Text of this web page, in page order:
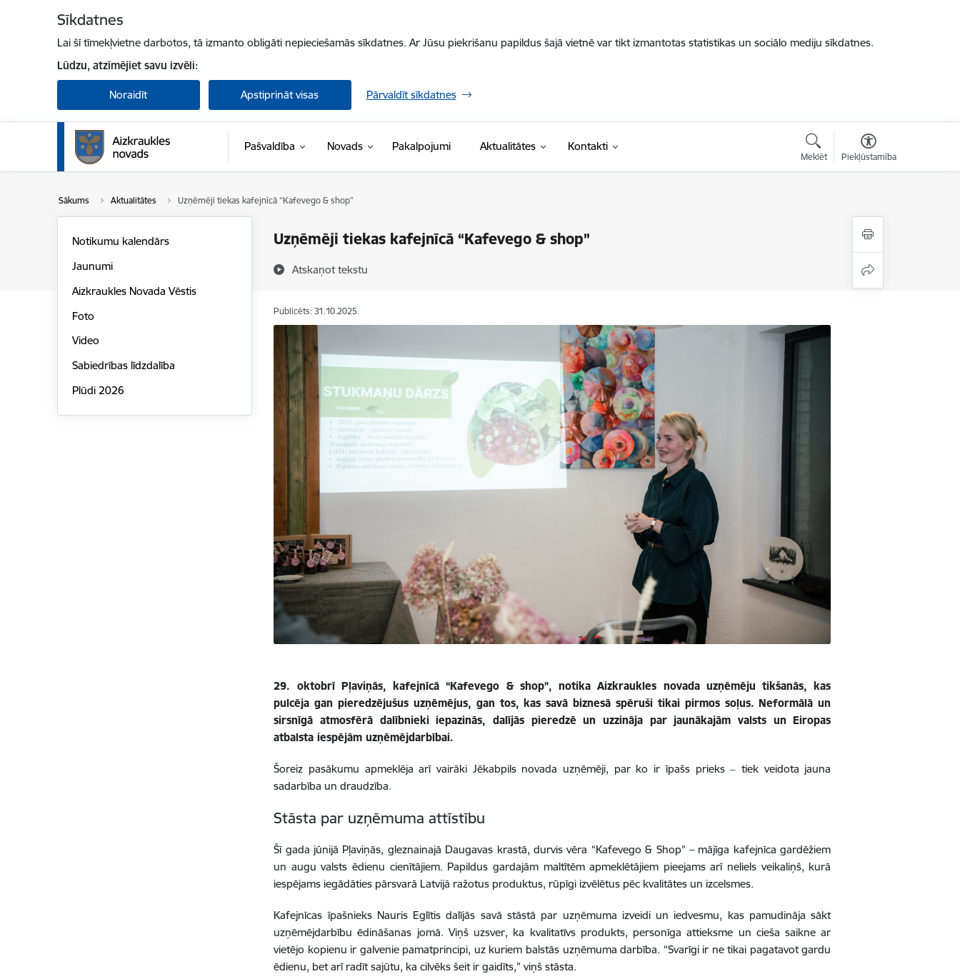
Sīkdatnes
Lai šī tīmekļvietne darbotos, tā izmanto obligāti nepieciešamās sīkdatnes. Ar Jūsu piekrišanu papildus šajā vietnē var tikt izmantotas statistikas un sociālo mediju sīkdatnes.
Lūdzu, atzīmējiet savu izvēli:
Noraidīt Apstiprināt visas Pārvaldīt sīkdatnes
Pašvaldība Novads Pakalpojumi Aktualitātes Kontakti
Meklēt Piekļūstamība
Sākums Aktualitātes Uzņēmēji tiekas kafejnīcā “Kafevego & shop”
Uzņēmēji tiekas kafejnīcā “Kafevego & shop”
Atskaņot tekstu
Notikumu kalendārs
Jaunumi
Aizkraukles Novada Vēstis
Foto
Video
Sabiedrības līdzdalība
Plūdi 2026
Publicēts: 31.10.2025.
29. oktobrī Pļaviņās, kafejnīcā “Kafevego & shop”, notika Aizkraukles novada uzņēmēju tikšanās, kas
pulcēja gan pieredzējušus uzņēmējus, gan tos, kas savā biznesā spēruši tikai pirmos soļus. Neformālā un
sirsnīgā atmosfērā dalībnieki iepazinās, dalījās pieredzē un uzzināja par jaunākajām valsts un Eiropas
atbalsta iespējām uzņēmējdarbībai.
Šoreiz pasākumu apmeklēja arī vairāki Jēkabpils novada uzņēmēji, par ko ir īpašs prieks ‒ tiek veidota jauna
sadarbība un draudzība.
Stāsta par uzņēmuma attīstību
Šī gada jūnijā Pļaviņās, gleznainajā Daugavas krastā, durvis vēra “Kafevego & Shop” – mājīga kafejnīca gardēžiem
un augu valsts ēdienu cienītājiem. Papildus gardajām maltītēm apmeklētājiem pieejams arī neliels veikaliņš, kurā
iespējams iegādāties pārsvarā Latvijā ražotus produktus, rūpīgi izvēlētus pēc kvalitātes un izcelsmes.
Kafejnīcas īpašnieks Nauris Eglītis dalījās savā stāstā par uzņēmuma izveidi un iedvesmu, kas pamudināja sākt
uzņēmējdarbību ēdināšanas jomā. Viņš uzsver, ka kvalitatīvs produkts, personīga attieksme un cieša saikne ar
vietējo kopienu ir galvenie pamatprincipi, uz kuriem balstās uzņēmuma darbība. “Svarīgi ir ne tikai pagatavot gardu
ēdienu, bet arī radīt sajūtu, ka cilvēks šeit ir gaidīts,” viņš stāsta.